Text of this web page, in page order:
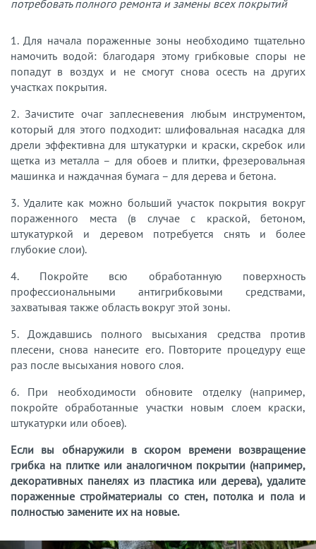
потребовать полного ремонта и замены всех покрытий
1. Для начала пораженные зоны необходимо тщательно
намочить водой: благодаря этому грибковые споры не
попадут в воздух и не смогут снова осесть на других
участках покрытия.
2. Зачистите очаг заплесневения любым инструментом,
который для этого подходит: шлифовальная насадка для
дрели эффективна для штукатурки и краски, скребок или
щетка из металла – для обоев и плитки, фрезеровальная
машинка и наждачная бумага – для дерева и бетона.
3. Удалите как можно больший участок покрытия вокруг
пораженного места (в случае с краской, бетоном,
штукатуркой и деревом потребуется снять и более
глубокие слои).
4. Покройте всю обработанную поверхность
профессиональными антигрибковыми средствами,
захватывая также область вокруг этой зоны.
5. Дождавшись полного высыхания средства против
плесени, снова нанесите его. Повторите процедуру еще
раз после высыхания нового слоя.
6. При необходимости обновите отделку (например,
покройте обработанные участки новым слоем краски,
штукатурки или обоев).
Если вы обнаружили в скором времени возвращение
грибка на плитке или аналогичном покрытии (например,
декоративных панелях из пластика или дерева), удалите
пораженные стройматериалы со стен, потолка и пола и
полностью замените их на новые.